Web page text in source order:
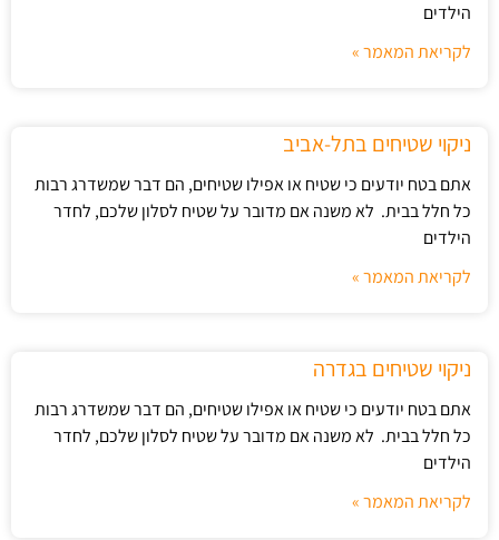
הילדים
לקריאת המאמר »
ניקוי שטיחים בתל-אביב
אתם בטח יודעים כי שטיח או אפילו שטיחים, הם דבר שמשדרג רבות
כל חלל בבית. לא משנה אם מדובר על שטיח לסלון שלכם, לחדר
הילדים
לקריאת המאמר »
ניקוי שטיחים בגדרה
אתם בטח יודעים כי שטיח או אפילו שטיחים, הם דבר שמשדרג רבות
כל חלל בבית. לא משנה אם מדובר על שטיח לסלון שלכם, לחדר
הילדים
לקריאת המאמר »